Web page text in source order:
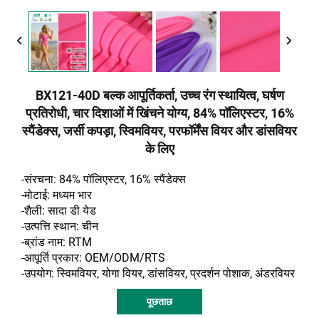
BX121-40D बल्क आपूर्तिकर्ता, उच्च रंग स्थायित्व, घर्षण
प्रतिरोधी, चार दिशाओं में खिंचने योग्य, 84% पॉलिएस्टर, 16%
स्पैंडेक्स, जर्सी कपड़ा, स्विमवियर, परफॉर्मेंस वियर और डांसवियर
के लिए
-संरचना: 84% पॉलिएस्टर, 16% स्पैंडेक्स
-मोटाई: मध्यम भार
-शैली:सादा डीयेड
-उत्पत्ति स्थान: चीन
-ब्रांड नाम: RTM
-आपूर्ति प्रकार: OEM/ODM/RTS
-उपयोग: स्विमवियर, योगा वियर, डांसवियर, प्रदर्शन पोशाक, अंडरवियर
पूछताछ